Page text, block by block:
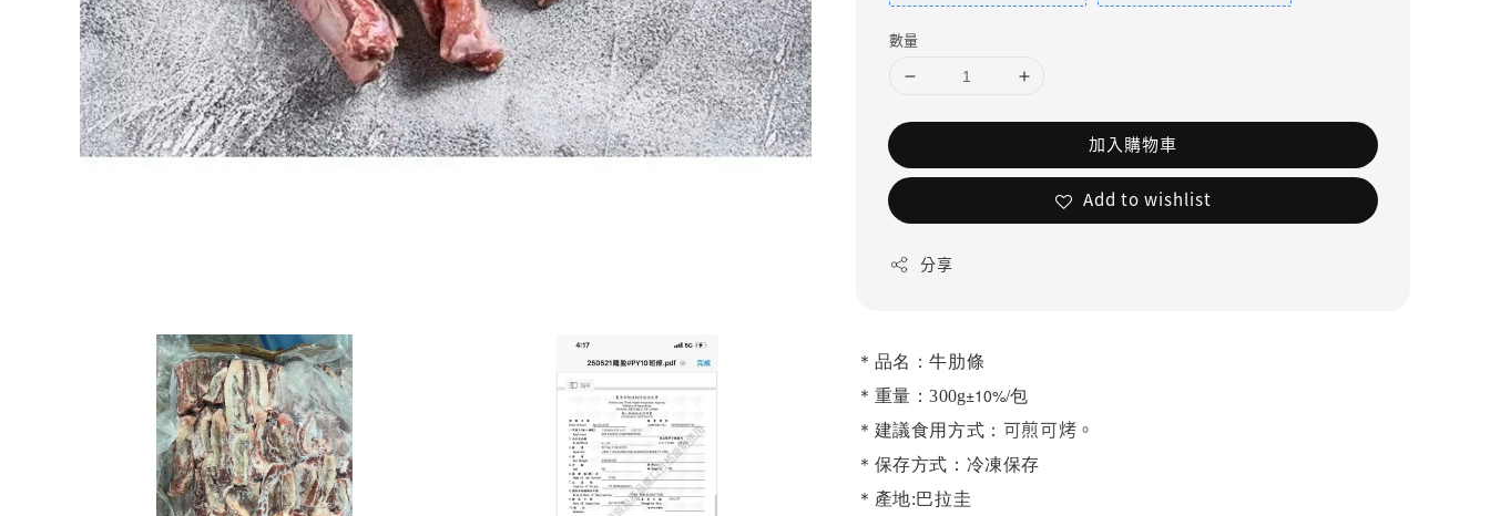
數量
加入購物車
Add to wishlist
分享
＊品名：牛肋條
＊重量：300g±10%/包
＊建議食用方式： 可煎可烤。
＊保存方式：冷凍保存
＊產地:巴拉圭